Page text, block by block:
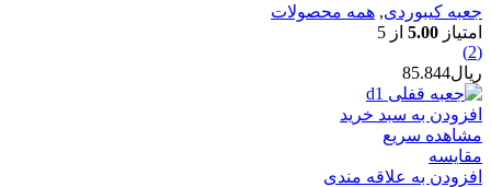
جعبه کیبوردی, همه محصولات
امتیاز 5.00 از 5
(2)
ریال85.844
افزودن به سبد خرید
مشاهده سریع
مقایسه
افزودن به علاقه مندی